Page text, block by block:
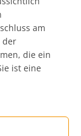
am
der
die ein
ist eine